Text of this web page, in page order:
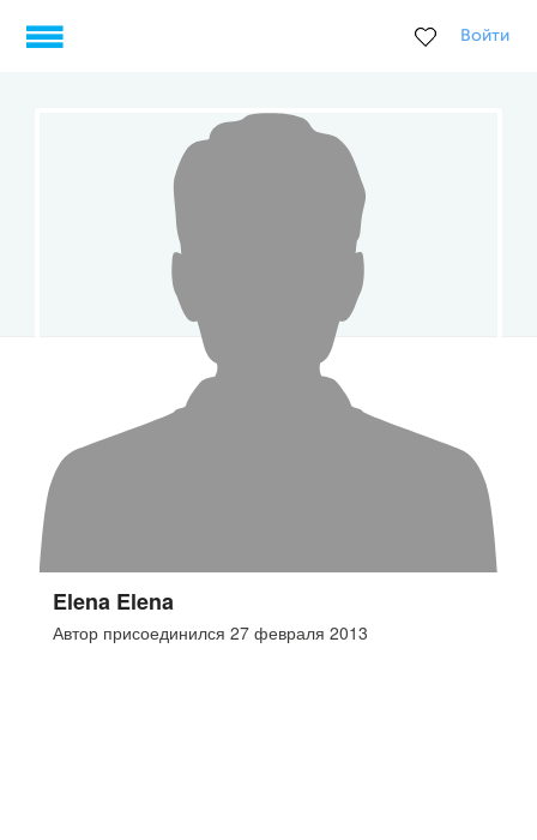
Войти
Elena Elena
Автор присоединился 27 февраля 2013